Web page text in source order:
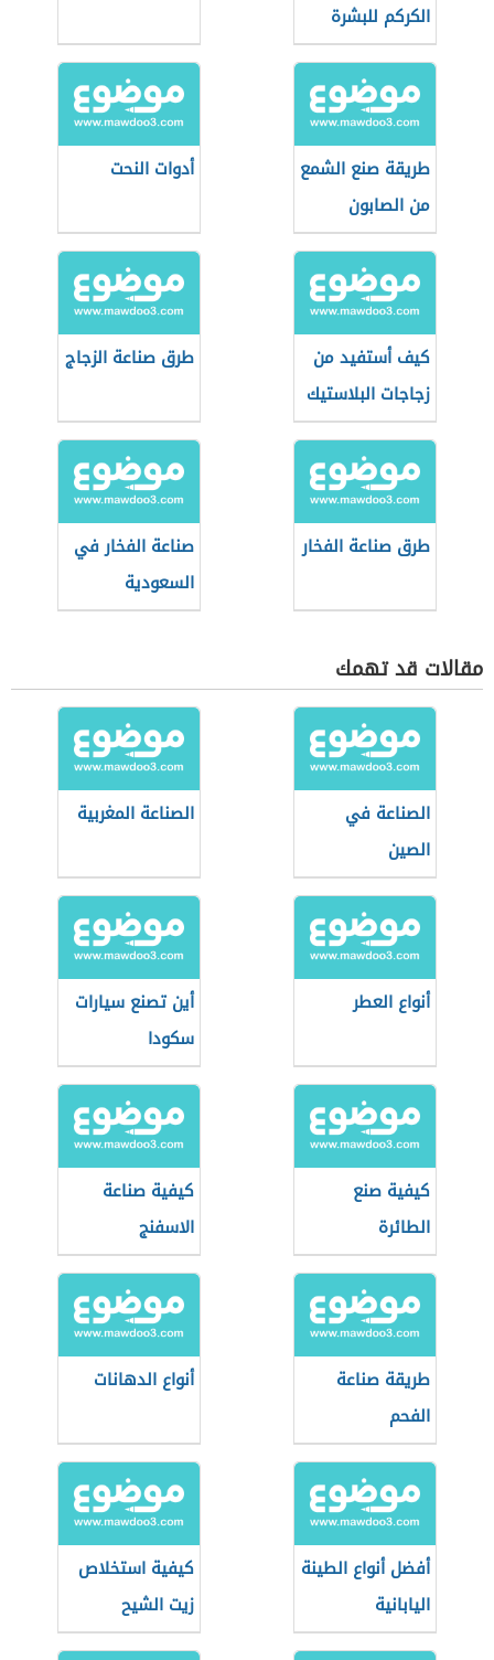
الكركم للبشرة
طريقة صنع الشمع
من الصابون
أدوات النحت
كيف أستفيد من
زجاجات البلاستيك
طرق صناعة الزجاج
طرق صناعة الفخار
صناعة الفخار في
السعودية
مقالات قد تهمك
الصناعة في
الصين
الصناعة المغربية
أنواع العطر
أين تصنع سيارات
سكودا
كيفية صنع
الطائرة
كيفية صناعة
الاسفنج
طريقة صناعة
الفحم
أنواع الدهانات
أفضل أنواع الطينة
اليابانية
كيفية استخلاص
زيت الشيح